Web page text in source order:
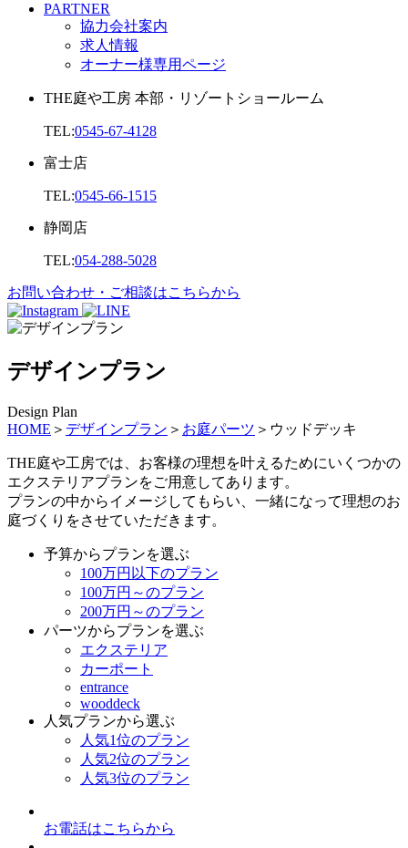
PARTNER
協力会社案内
求人情報
オーナー様専用ページ
THE庭や工房 本部・リゾートショールーム
TEL:0545-67-4128
富士店
TEL:0545-66-1515
静岡店
TEL:054-288-5028
お問い合わせ・ご相談はこちらから
デザインプラン
Design Plan
HOME ＞ デザインプラン ＞ お庭パーツ ＞ ウッドデッキ
THE庭や工房では、お客様の理想を叶えるためにいくつかの
エクステリアプランをご用意してあります。
プランの中からイメージしてもらい、一緒になって理想のお
庭づくりをさせていただきます。
予算からプランを選ぶ
100万円以下のプラン
100万円～のプラン
200万円～のプラン
パーツからプランを選ぶ
エクステリア
カーポート
entrance
wooddeck
人気プランから選ぶ
人気1位のプラン
人気2位のプラン
人気3位のプラン
お電話はこちらから